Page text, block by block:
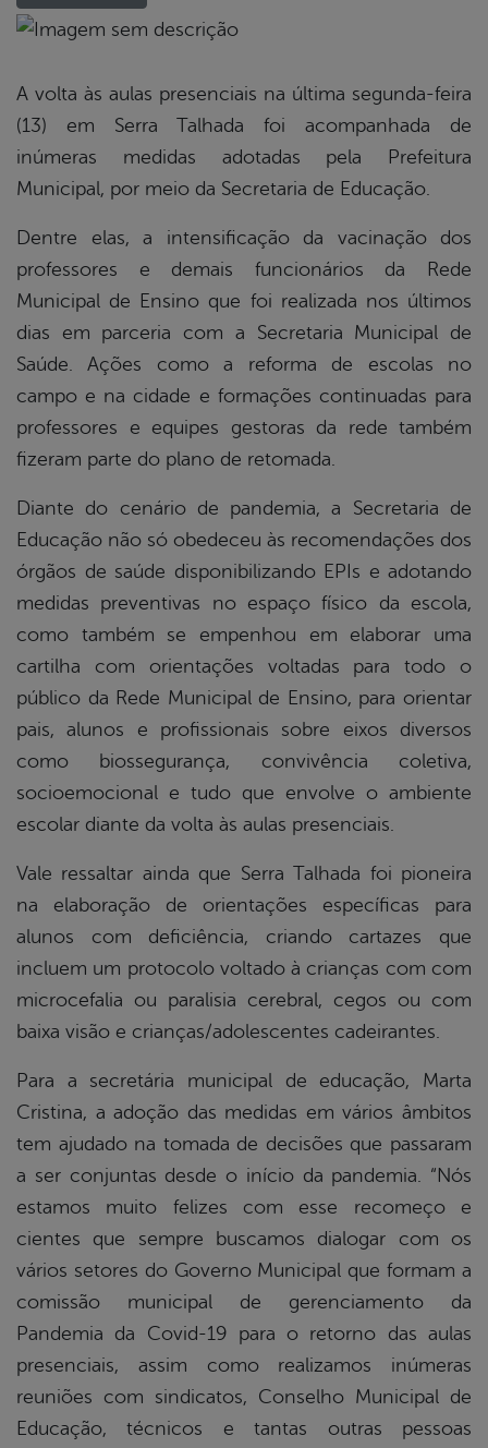
A volta às aulas presenciais na última segunda-feira
(13) em Serra Talhada foi acompanhada de
inúmeras medidas adotadas pela Prefeitura
Municipal, por meio da Secretaria de Educação.
Dentre elas, a intensificação da vacinação dos
professores e demais funcionários da Rede
Municipal de Ensino que foi realizada nos últimos
dias em parceria com a Secretaria Municipal de
Saúde. Ações como a reforma de escolas no
campo e na cidade e formações continuadas para
professores e equipes gestoras da rede também
fizeram parte do plano de retomada.
Diante do cenário de pandemia, a Secretaria de
Educação não só obedeceu às recomendações dos
órgãos de saúde disponibilizando EPIs e adotando
medidas preventivas no espaço físico da escola,
como também se empenhou em elaborar uma
cartilha com orientações voltadas para todo o
público da Rede Municipal de Ensino, para orientar
pais, alunos e profissionais sobre eixos diversos
como biossegurança, convivência coletiva,
socioemocional e tudo que envolve o ambiente
escolar diante da volta às aulas presenciais.
Vale ressaltar ainda que Serra Talhada foi pioneira
na elaboração de orientações específicas para
alunos com deficiência, criando cartazes que
incluem um protocolo voltado à crianças com com
microcefalia ou paralisia cerebral, cegos ou com
baixa visão e crianças/adolescentes cadeirantes.
Para a secretária municipal de educação, Marta
Cristina, a adoção das medidas em vários âmbitos
tem ajudado na tomada de decisões que passaram
a ser conjuntas desde o início da pandemia. “Nós
estamos muito felizes com esse recomeço e
cientes que sempre buscamos dialogar com os
vários setores do Governo Municipal que formam a
comissão municipal de gerenciamento da
Pandemia da Covid-19 para o retorno das aulas
presenciais, assim como realizamos inúmeras
reuniões com sindicatos, Conselho Municipal de
Educação, técnicos e tantas outras pessoas